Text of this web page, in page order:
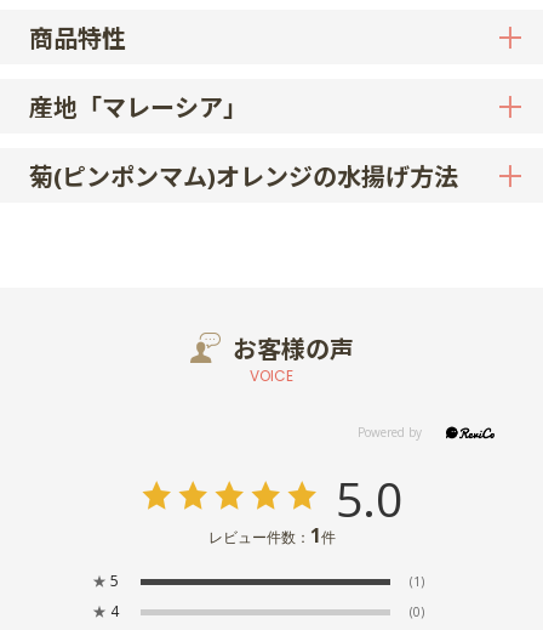
商品特性
産地「マレーシア」
菊(ピンポンマム)オレンジの水揚げ方法
お客様の声
VOICE
5.0
レビュー件数： 1件
★ 5 (1)
★ 4 (0)